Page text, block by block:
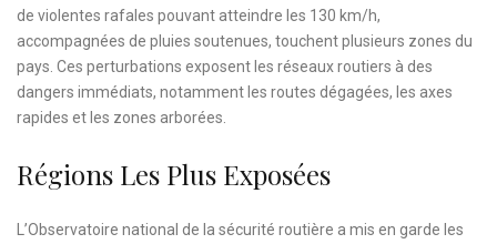
de violentes rafales pouvant atteindre les 130 km/h,
accompagnées de pluies soutenues, touchent plusieurs zones du
pays. Ces perturbations exposent les réseaux routiers à des
dangers immédiats, notamment les routes dégagées, les axes
rapides et les zones arborées.
Régions Les Plus Exposées
L’Observatoire national de la sécurité routière a mis en garde les